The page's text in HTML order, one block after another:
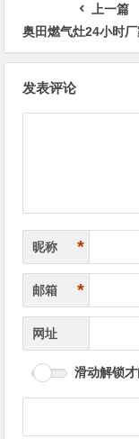
上一篇
奥田燃气灶24小时厂家全国统一
发表评论
昵称 *
邮箱 *
网址
滑动解锁